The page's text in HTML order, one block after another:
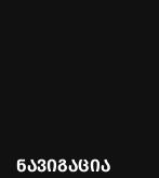
ᲜᲐᲕᲘᲒᲐᲪᲘᲐ